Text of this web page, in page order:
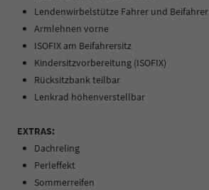
Lendenwirbelstütze Fahrer und Beifahrer
Armlehnen vorne
ISOFIX am Beifahrersitz
Kindersitzvorbereitung (ISOFIX)
Rücksitzbank teilbar
Lenkrad höhenverstellbar
EXTRAS:
Dachreling
Perleffekt
Sommerreifen